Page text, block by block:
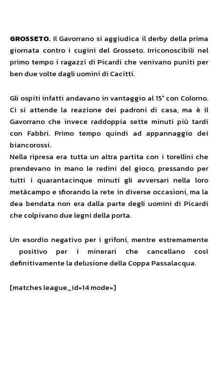
GROSSETO. Il Gavorrano si aggiudica il derby della prima
giornata contro i cugini del Grosseto. Irriconoscibili nel
primo tempo i ragazzi di Picardi che venivano puniti per
ben due volte dagli uomini di Cacitti.
Gli ospiti infatti andavano in vantaggio al 15° con Colorno.
Ci si attende la reazione dei padroni di casa, ma è il
Gavorrano che invece raddoppia sette minuti più tardi
con Fabbri. Primo tempo quindi ad appannaggio dei
biancorossi.
Nella ripresa era tutta un altra partita con i torellini che
prendevano in mano le redini del gioco, pressando per
tutti i quarantacinque minuti gli avversari nella loro
metàcampo e sfiorando la rete in diverse occasioni, ma la
dea bendata non era dalla parte degli uomini di Picardi
che colpivano due legni della porta.
Un esordio negativo per i grifoni, mentre estremamente
positivo per i minerari che cancellano così
definitivamente la delusione della Coppa Passalacqua.
[matches league_id=14 mode=]